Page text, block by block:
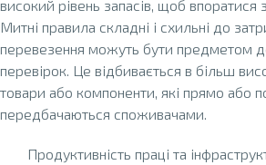
високий рівень запасів, щоб впоратися
Митні правила складні і схильні до
перевезення можуть бути предметом
перевірок. Це відбивається в більш
товари або компоненти, які прямо або
передбачаються споживачами.
Продуктивність праці та